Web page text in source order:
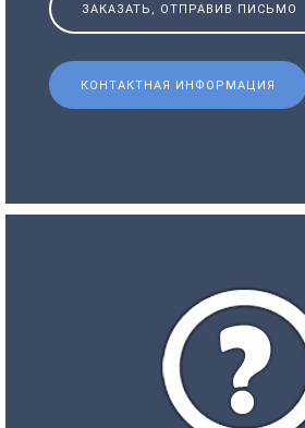
ЗАКАЗАТЬ, ОТПРАВИВ ПИСЬМО
КОНТАКТНАЯ ИНФОРМАЦИЯ